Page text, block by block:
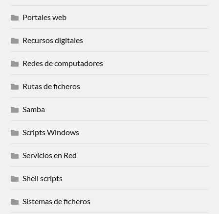
Portales web
Recursos digitales
Redes de computadores
Rutas de ficheros
Samba
Scripts Windows
Servicios en Red
Shell scripts
Sistemas de ficheros